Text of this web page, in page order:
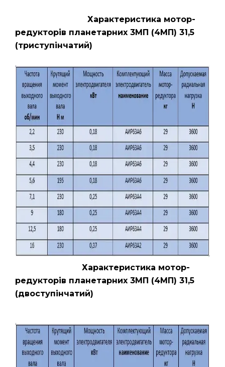
Характеристика мотор-
редукторів планетарних 3МП (4МП) 31,5
(триступінчатий)
Характеристика мотор-
редукторів планетарних 3МП (4МП) 31,5
(двоступінчатий)